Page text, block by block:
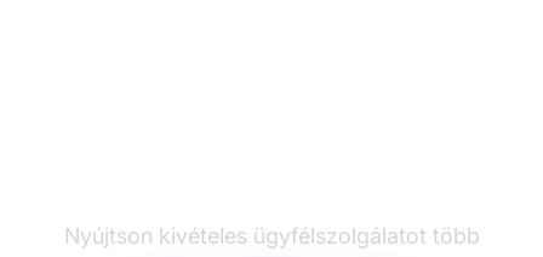
Nyújtson kivételes ügyfélszolgálatot több